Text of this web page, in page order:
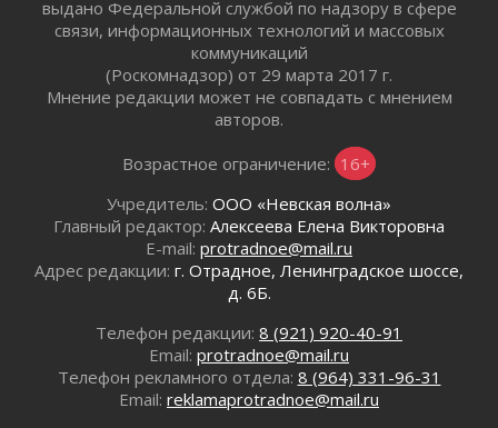
01 августа 2026
Один в поле — не воин
01 августа 2026
Пик топливного кризиса в регионе прошёл
31 июля 2026
Ленинградцы — бойцам «Барс-Ленинградец»
31 июля 2026
Маршрутами будущего — к заветной цели
31 июля 2026
31 июля 2026
Правила для жизни
31 июля 2026
выдано Федеральной службой по надзору в сфере
связи, информационных технологий и массовых
коммуникаций
(Роскомнадзор) от 29 марта 2017 г.
Мнение редакции может не совпадать с мнением
авторов.
Возрастное ограничение: 16+
Учредитель: ООО «Невская волна»
Главный редактор: Алексеева Елена Викторовна
E-mail: protradnoe@mail.ru
Адрес редакции: г. Отрадное, Ленинградское шоссе,
д. 6Б.
Телефон редакции: 8 (921) 920-40-91
Email: protradnoe@mail.ru
Телефон рекламного отдела: 8 (964) 331-96-31
Email: reklamaprotradnoe@mail.ru